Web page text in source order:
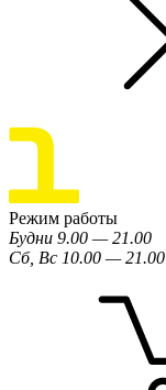
Режим работы
Будни 9.00 — 21.00
Сб, Вс 10.00 — 21.00